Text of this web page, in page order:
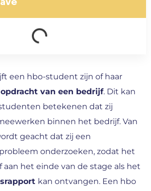
een hbo-student zijn of haar
opdracht van een bedrijf. Dit kan
betekenen dat zij
binnen het bedrijf. Van
geacht dat zij een
onderzoeken, zodat het
aan het einde van de stage als het
kan ontvangen. Een hbo